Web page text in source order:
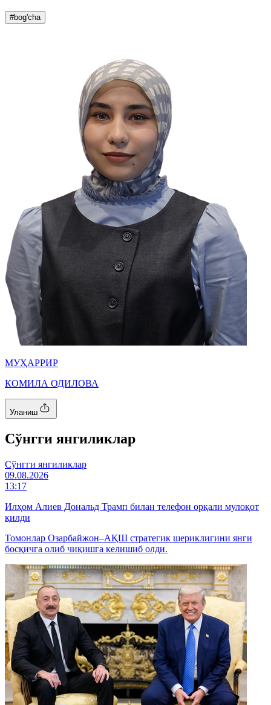
#bog'cha
МУҲАРРИР
КОМИЛА ОДИЛОВА
Уланиш
Cўнгги янгиликлар
Cўнгги янгиликлар
09.08.2026
13:17
Илҳом Алиев Дональд Трамп билан телефон орқали мулоқот
қилди
Томонлар Озарбайжон–АҚШ стратегик шериклигини янги
босқичга олиб чиқишга келишиб олди.